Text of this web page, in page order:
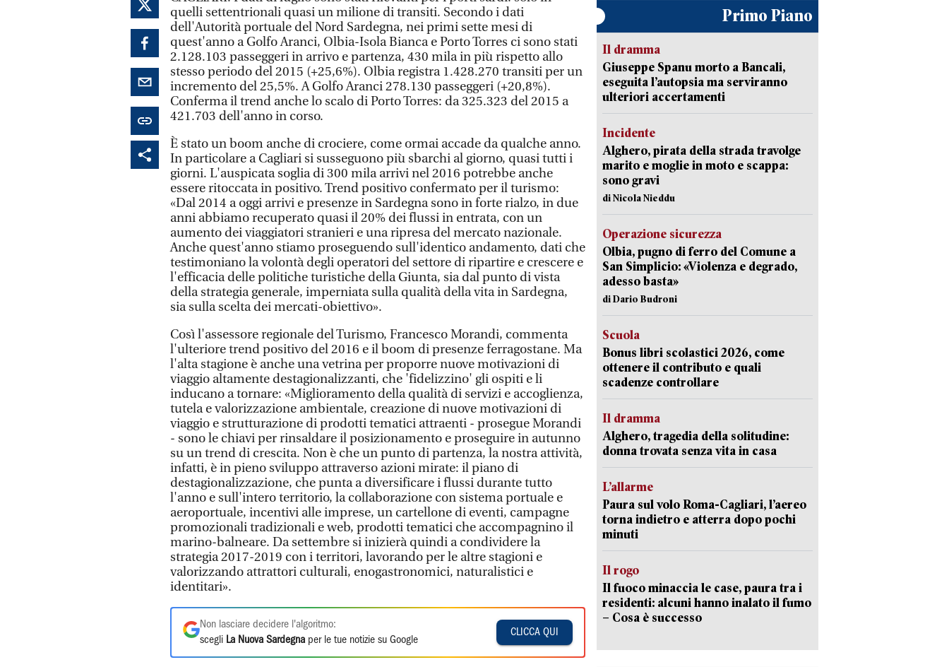
quelli settentrionali quasi un milione di transiti. Secondo i dati
dell'Autorità portuale del Nord Sardegna, nei primi sette mesi di
quest'anno a Golfo Aranci, Olbia-Isola Bianca e Porto Torres ci sono stati
2.128.103 passeggeri in arrivo e partenza, 430 mila in più rispetto allo
stesso periodo del 2015 (+25,6%). Olbia registra 1.428.270 transiti per un
incremento del 25,5%. A Golfo Aranci 278.130 passeggeri (+20,8%).
Conferma il trend anche lo scalo di Porto Torres: da 325.323 del 2015 a
421.703 dell'anno in corso.
È stato un boom anche di crociere, come ormai accade da qualche anno.
In particolare a Cagliari si susseguono più sbarchi al giorno, quasi tutti i
giorni. L'auspicata soglia di 300 mila arrivi nel 2016 potrebbe anche
essere ritoccata in positivo. Trend positivo confermato per il turismo:
«Dal 2014 a oggi arrivi e presenze in Sardegna sono in forte rialzo, in due
anni abbiamo recuperato quasi il 20% dei flussi in entrata, con un
aumento dei viaggiatori stranieri e una ripresa del mercato nazionale.
Anche quest'anno stiamo proseguendo sull'identico andamento, dati che
testimoniano la volontà degli operatori del settore di ripartire e crescere e
l'efficacia delle politiche turistiche della Giunta, sia dal punto di vista
della strategia generale, imperniata sulla qualità della vita in Sardegna,
sia sulla scelta dei mercati-obiettivo».
Così l'assessore regionale del Turismo, Francesco Morandi, commenta
l'ulteriore trend positivo del 2016 e il boom di presenze ferragostane. Ma
l'alta stagione è anche una vetrina per proporre nuove motivazioni di
viaggio altamente destagionalizzanti, che 'fidelizzino' gli ospiti e li
inducano a tornare: «Miglioramento della qualità di servizi e accoglienza,
tutela e valorizzazione ambientale, creazione di nuove motivazioni di
viaggio e strutturazione di prodotti tematici attraenti - prosegue Morandi
- sono le chiavi per rinsaldare il posizionamento e proseguire in autunno
su un trend di crescita. Non è che un punto di partenza, la nostra attività,
infatti, è in pieno sviluppo attraverso azioni mirate: il piano di
destagionalizzazione, che punta a diversificare i flussi durante tutto
l'anno e sull'intero territorio, la collaborazione con sistema portuale e
aeroportuale, incentivi alle imprese, un cartellone di eventi, campagne
promozionali tradizionali e web, prodotti tematici che accompagnino il
marino-balneare. Da settembre si inizierà quindi a condividere la
strategia 2017-2019 con i territori, lavorando per le altre stagioni e
valorizzando attrattori culturali, enogastronomici, naturalistici e
identitari».
Non lasciare decidere l'algoritmo:
scegli La Nuova Sardegna per le tue notizie su Google
CLICCA QUI
Primo Piano
Il dramma
Giuseppe Spanu morto a Bancali,
eseguita l’autopsia ma serviranno
ulteriori accertamenti
Incidente
Alghero, pirata della strada travolge
marito e moglie in moto e scappa:
sono gravi
di Nicola Nieddu
Operazione sicurezza
Olbia, pugno di ferro del Comune a
San Simplicio: «Violenza e degrado,
adesso basta»
di Dario Budroni
Scuola
Bonus libri scolastici 2026, come
ottenere il contributo e quali
scadenze controllare
Il dramma
Alghero, tragedia della solitudine:
donna trovata senza vita in casa
L’allarme
Paura sul volo Roma-Cagliari, l’aereo
torna indietro e atterra dopo pochi
minuti
Il rogo
Il fuoco minaccia le case, paura tra i
residenti: alcuni hanno inalato il fumo
– Cosa è successo